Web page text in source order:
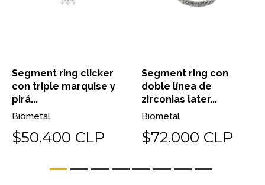
Segment ring clicker
con triple marquise y
pirá...
Biometal
$50.400 CLP
Segment ring con
doble línea de
zirconias later...
Biometal
$72.000 CLP